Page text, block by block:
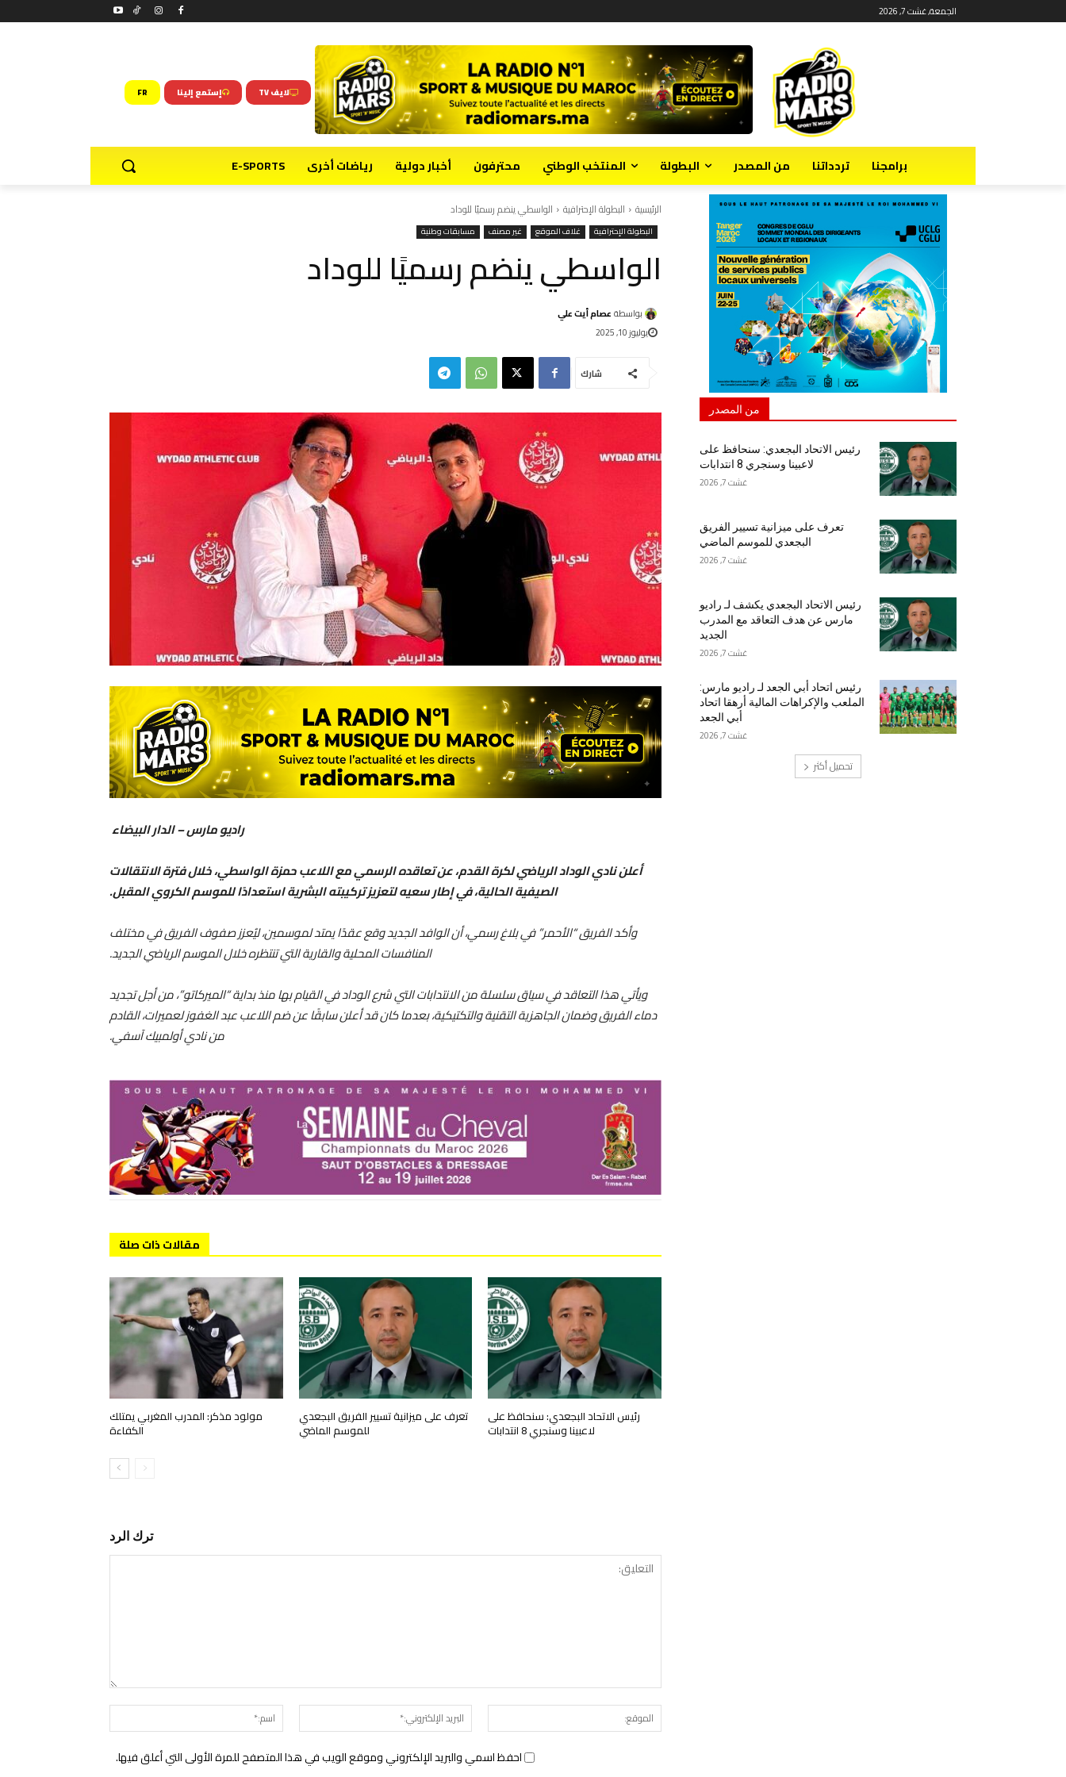
الجمعة, غشت 7, 2026
لايف TV إستمع إلينا FR
برامجنا تردداتنا من المصدر البطولة المنتخب الوطني محترفون أخبار دولية رياضات أخرى E-SPORTS
الرئيسية البطولة الإحترافية الواسطي ينضم رسميًا للوداد
البطولة الإحترافية غلاف الموقع غير مصنف مسابقات وطنية
الواسطي ينضم رسميًا للوداد
بواسطة عصام أيت علي
يوليوز 10, 2025
شارك
راديو مارس – الدار البيضاء
أعلن نادي الوداد الرياضي لكرة القدم، عن تعاقده الرسمي مع اللاعب حمزة الواسطي، خلال فترة الانتقالات
الصيفية الحالية، في إطار سعيه لتعزيز تركيبته البشرية استعدادًا للموسم الكروي المقبل.
وأكد الفريق “الأحمر” في بلاغ رسمي، أن الوافد الجديد وقع عقدًا يمتد لموسمين، ليُعزز صفوف الفريق في مختلف
المنافسات المحلية والقارية التي تنتظره خلال الموسم الرياضي الجديد.
ويأتي هذا التعاقد في سياق سلسلة من الانتدابات التي شرع الوداد في القيام بها منذ بداية “الميركاتو”، من أجل تجديد
دماء الفريق وضمان الجاهزية التقنية والتكتيكية، بعدما كان قد أعلن سابقًا عن ضم اللاعب عبد الغفوز لعميرات، القادم
من نادي أولمبيك آسفي.
مقالات ذات صلة
رئيس الاتحاد البجعدي: سنحافظ على
لاعبينا وسنجري 8 انتدابات
تعرف على ميزانية تسيير الفريق البجعدي
للموسم الماضي
مولود مذكر: المدرب المغربي يمتلك
الكفاءة
ترك الرد
التعليق:
اسم:*
البريد
الإلكتروني:*
الموقع:
احفظ اسمي والبريد الإلكتروني وموقع الويب في هذا المتصفح للمرة الأولى التي أعلق فيها.
من المصدر
رئيس الاتحاد البجعدي: سنحافظ على
لاعبينا وسنجري 8 انتدابات
غشت 7, 2026
تعرف على ميزانية تسيير الفريق
البجعدي للموسم الماضي
غشت 7, 2026
رئيس الاتحاد البجعدي يكشف لـ راديو
مارس عن هدف التعاقد مع المدرب
الجديد
غشت 7, 2026
رئيس اتحاد أبي الجعد لـ راديو مارس:
الملعب والإكراهات المالية أرهقا اتحاد
أبي الجعد
غشت 7, 2026
تحميل أكثر